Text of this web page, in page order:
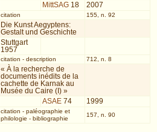
MittSAG 18 2007
citation 155, n. 92
Die Kunst Aegyptens:
Gestalt und Geschichte
Stuttgart
1957
citation - description 712, n. 8
« À la recherche de
documents inédits de la
cachette de Karnak au
Musée du Caire (I) »
ASAE 74 1999
citation - paléographie et
philologie - bibliographie
157, n. 90